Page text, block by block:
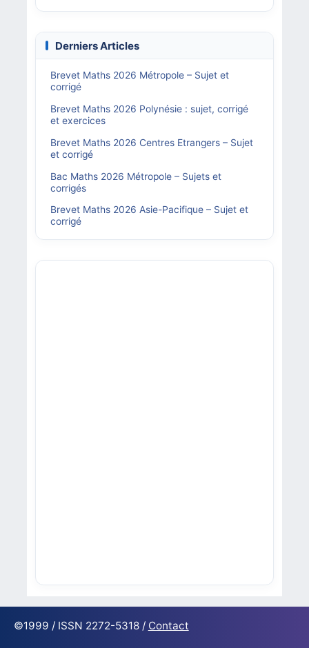
Derniers Articles
Brevet Maths 2026 Métropole – Sujet et
corrigé
Brevet Maths 2026 Polynésie : sujet, corrigé
et exercices
Brevet Maths 2026 Centres Etrangers – Sujet
et corrigé
Bac Maths 2026 Métropole – Sujets et
corrigés
Brevet Maths 2026 Asie-Pacifique – Sujet et
corrigé
©1999 / ISSN 2272-5318 / Contact